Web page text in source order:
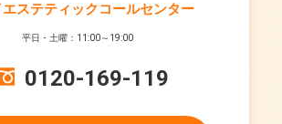
エステティックコールセンター
平日・土曜：11:00～19:00
0120-169-119